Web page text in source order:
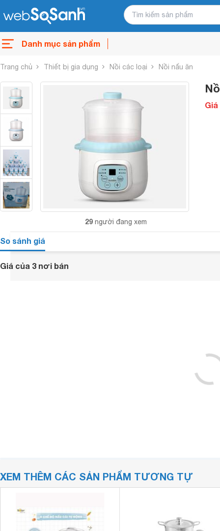
Danh mục sản phẩm
Trang chủ Thiết bị gia dụng Nồi các loại Nồi nấu ăn
29 người đang xem
So sánh giá
Giá của 3 nơi bán
XEM THÊM CÁC SẢN PHẨM TƯƠNG TỰ